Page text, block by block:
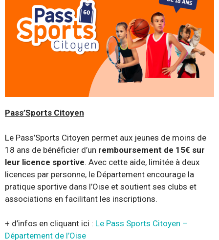
Pass’Sports Citoyen
Le Pass’Sports Citoyen permet aux jeunes de moins de
18 ans de bénéficier d’un remboursement de 15€ sur
leur licence sportive. Avec cette aide, limitée à deux
licences par personne, le Département encourage la
pratique sportive dans l’Oise et soutient ses clubs et
associations en facilitant les inscriptions.
+ d’infos en cliquant ici : Le Pass Sports Citoyen –
Département de l’Oise